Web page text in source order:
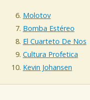
Molotov
Bomba Estéreo
El Cuarteto De Nos
Cultura Profetica
Kevin Johansen